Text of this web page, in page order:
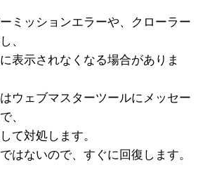
ミッションエラーや、クローラー
、
表示されなくなる場合がありま
ウェブマスターツールにメッセー
、
て対処します。
はないので、すぐに回復します。